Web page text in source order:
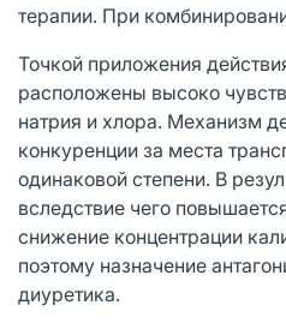
терапии. При
Точкой приложения
расположены высоко
натрия и хлора. Механизм
конкуренции за места
одинаковой степени. В
вследствие чего
снижение концентрации
поэтому назначение
диуретика.